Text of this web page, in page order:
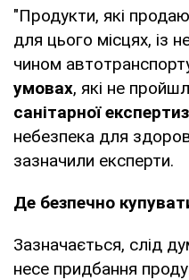
"Продукти, які
для цього місцях, із
чином
умовах, які не
санітарної
небезпека для
зазначили експерти.
Де безпечно
Зазначається, слід
несе придбання